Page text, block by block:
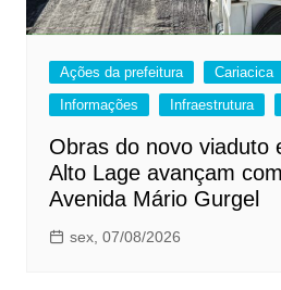
Ações da prefeitura Cariacica
Informações
Infraestrutura
Obras do novo viaduto
Alto Lage avançam
Avenida Mário Gurgel
sex, 07/08/2026